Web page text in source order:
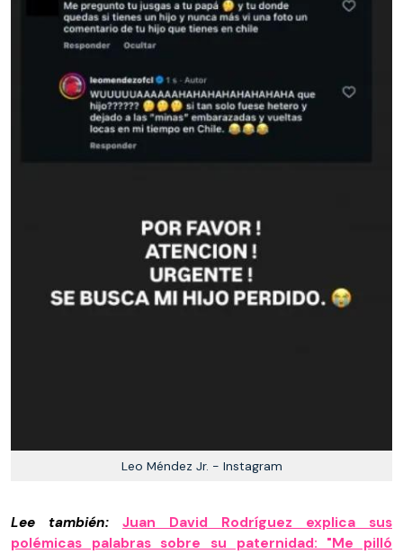
Leo Méndez Jr. - Instagram
Lee también:
Juan David Rodríguez explica sus
polémicas palabras sobre su paternidad: "Me pilló